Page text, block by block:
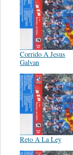
Corrido A Jesus
Galvan
Reto A La Ley